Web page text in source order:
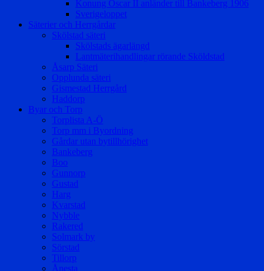
Konung Oscar II anländer till Bankeberg 1906
Sverigeloppet
Säterier och Herrgårdar
Skölstad säteri
Skölstads ägarlängd
Lantmäterihandlingar rörande Sköldstad
Åsarp Säteri
Opplunda säteri
Gismestad Herrgård
Haddorp
Byar och Torp
Torplista A-Ö
Torp mm i Byordning
Gårdar utan bytillhörighet
Bankeberg
Boo
Gunnorp
Gustad
Harg
Kvarstad
Nybble
Rakered
Solmark by
Sörstad
Tillorp
Ånesta